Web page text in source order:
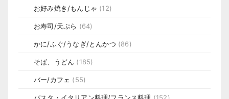
お好み焼き/もんじゃ (12)
お寿司/天ぷら (64)
かに/ふぐ/うなぎ/とんかつ (86)
そば、うどん (185)
バー/カフェ (55)